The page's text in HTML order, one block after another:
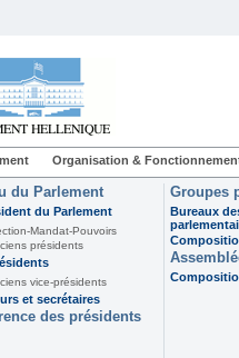
Organisation &
du Parlement
du Parlement
Mandat-Pouvoirs
présidents
vice-présidents
et secrétaires
des présidents
Groupes
Bureaux